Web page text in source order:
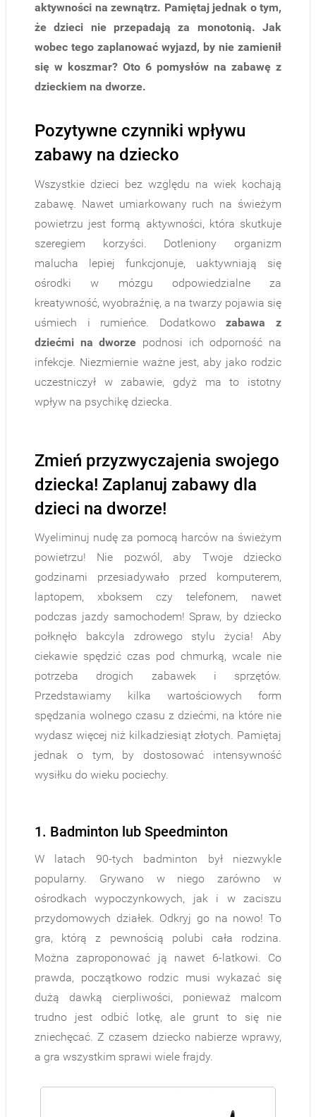
aktywności na zewnątrz. Pamiętaj jednak o tym,
że dzieci nie przepadają za monotonią. Jak
wobec tego zaplanować wyjazd, by nie zamienił
się w koszmar? Oto 6 pomysłów na zabawę z
dzieckiem na dworze.
Pozytywne czynniki wpływu
zabawy na dziecko
Wszystkie dzieci bez względu na wiek kochają
zabawę. Nawet umiarkowany ruch na świeżym
powietrzu jest formą aktywności, która skutkuje
szeregiem korzyści. Dotleniony organizm
malucha lepiej funkcjonuje, uaktywniają się
ośrodki w mózgu odpowiedzialne za
kreatywność, wyobraźnię, a na twarzy pojawia się
uśmiech i rumieńce. Dodatkowozabawa z
dziećmi na dworze podnosi ich odporność na
infekcje. Niezmiernie ważne jest, aby jako rodzic
uczestniczył w zabawie, gdyż ma to istotny
wpływ na psychikę dziecka.
Zmień przyzwyczajenia swojego
dziecka! Zaplanuj zabawy dla
dzieci na dworze!
Wyeliminuj nudę za pomocą harców na świeżym
powietrzu! Nie pozwól, aby Twoje dziecko
godzinami przesiadywało przed komputerem,
laptopem, xboksem czy telefonem, nawet
podczas jazdy samochodem! Spraw, by dziecko
połknęło bakcyla zdrowego stylu życia! Aby
ciekawie spędzić czas pod chmurką, wcale nie
potrzeba drogich zabawek i sprzętów.
Przedstawiamy kilka wartościowych form
spędzania wolnego czasu z dziećmi, na które nie
wydasz więcej niż kilkadziesiąt złotych. Pamiętaj
jednak o tym, by dostosować intensywność
wysiłku do wieku pociechy.
1. Badminton lub Speedminton
W latach 90-tych badminton był niezwykle
popularny. Grywano w niego zarówno w
ośrodkach wypoczynkowych, jak i w zaciszu
przydomowych działek. Odkryj go na nowo! To
gra, którą z pewnością polubi cała rodzina.
Można zaproponować ją nawet 6-latkowi. Co
prawda, początkowo rodzic musi wykazać się
dużą dawką cierpliwości, ponieważ malcom
trudno jest odbić lotkę, ale grunt to się nie
zniechęcać. Z czasem dziecko nabierze wprawy,
a gra wszystkim sprawi wiele frajdy.